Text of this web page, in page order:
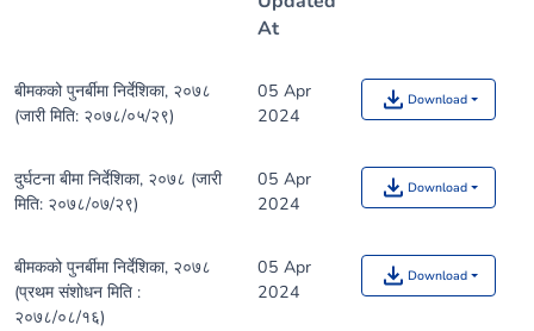
At
बीमकको पुनर्बीमा निर्देशिका, २०७८
(जारी मिति: २०७८/०५/२९)
05 Apr
2024
Download
दुर्घटना बीमा निर्देशिका, २०७८ (जारी
मिति: २०७८/०७/२९)
05 Apr
2024
Download
बीमकको पुनर्बीमा निर्देशिका, २०७८
(प्रथम संशोधन मिति :
२०७८/०८/१६)
05 Apr
2024
Download